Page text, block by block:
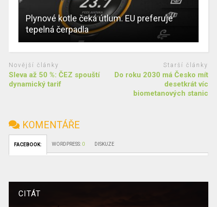
Plynové kotle čeká útlum. EU preferuje
tepelná čerpadla
Novější články
Sleva až 50 %: ČEZ spouští
dynamický tarif
Starší články
Do roku 2030 má Česko mít
desetkrát víc
biometanových stanic
KOMENTÁŘE
FACEBOOK: WORDPRESS: 0 DISKUZE
CITÁT